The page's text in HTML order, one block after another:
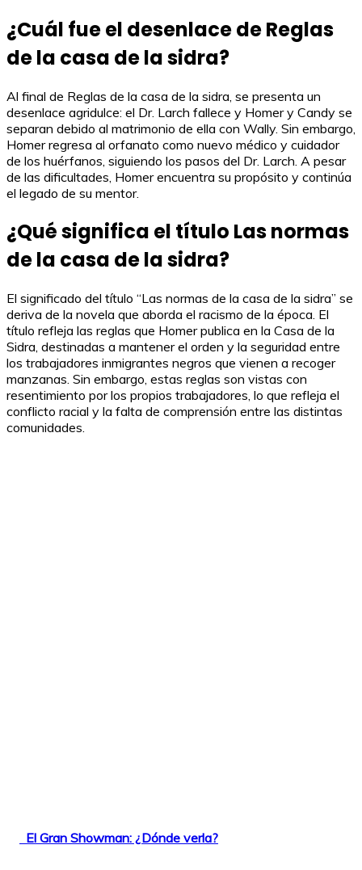
¿Cuál fue el desenlace de Reglas
de la casa de la sidra?
Al final de Reglas de la casa de la sidra, se presenta un
desenlace agridulce: el Dr. Larch fallece y Homer y Candy se
separan debido al matrimonio de ella con Wally. Sin embargo,
Homer regresa al orfanato como nuevo médico y cuidador
de los huérfanos, siguiendo los pasos del Dr. Larch. A pesar
de las dificultades, Homer encuentra su propósito y continúa
el legado de su mentor.
¿Qué significa el título Las normas
de la casa de la sidra?
El significado del título “Las normas de la casa de la sidra” se
deriva de la novela que aborda el racismo de la época. El
título refleja las reglas que Homer publica en la Casa de la
Sidra, destinadas a mantener el orden y la seguridad entre
los trabajadores inmigrantes negros que vienen a recoger
manzanas. Sin embargo, estas reglas son vistas con
resentimiento por los propios trabajadores, lo que refleja el
conflicto racial y la falta de comprensión entre las distintas
comunidades.
El Gran Showman: ¿Dónde verla?